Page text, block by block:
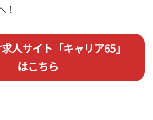
！
人サイト「キャリア65」
はこちら